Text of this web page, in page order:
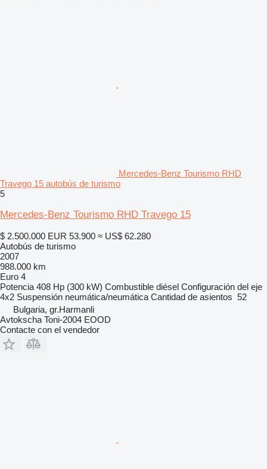
Mercedes-Benz Tourismo RHD
Travego 15 autobús de turismo
5
Mercedes-Benz Tourismo RHD Travego 15
$ 2.500.000 EUR 53.900 ≈ US$ 62.280
Autobús de turismo
2007
988.000 km
Euro 4
Potencia 408 Hp (300 kW) Combustible diésel Configuración del eje
4x2 Suspensión neumática/neumática Cantidad de asientos 52
Bulgaria, gr.Harmanli
Avtokscha Toni-2004 EOOD
Contacte con el vendedor